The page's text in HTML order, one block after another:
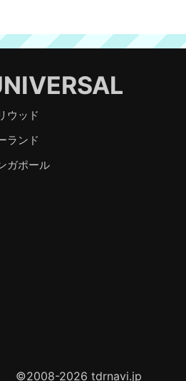
ウッド
ランド
ガポール
©2008-2026 tdrnavi.jp